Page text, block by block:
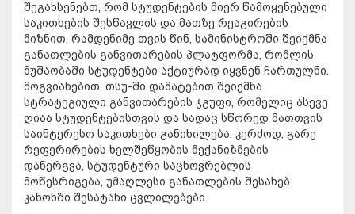
შეგახსენებთ, რომ სტუდენტების მიერ წამოყენებული
საკითხების შესწავლის და მათზე რეაგირების
მიზნით, რამდენიმე თვის წინ, სამინისტროში შეიქმნა
განათლების განვითარების პლატფორმა, რომლის
მუშაობაში სტუდენტები აქტიურად იყვნენ ჩართულნი.
მოგვიანებით, თსუ-ში დამატებით შეიქმნა
სტრატეგიული განვითარების ჯგუფი, რომელიც ასევე
ღიაა სტუდენტებისთვის და სადაც სწორედ მათთვის
საინტერესო საკითხები განიხილება. კერძოდ, გარე
რეფერირების ხელშეწყობის მექანიზმების
დანერგვა, სტუდენტური საცხოვრებლის
მოწესრიგება, უმაღლესი განათლების შესახებ
კანონში შესატანი ცვლილებები.